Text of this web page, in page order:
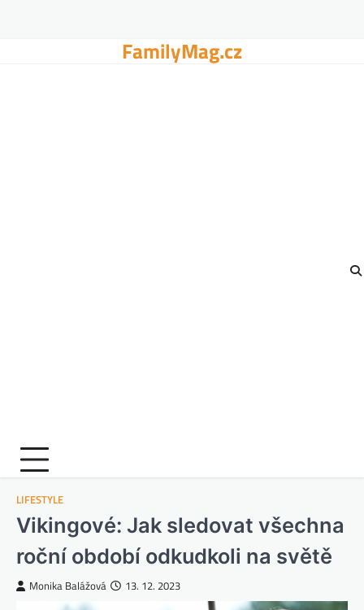
FamilyMag.cz
LIFESTYLE
Vikingové: Jak sledovat všechna
roční období odkudkoli na světě
Monika Balážová 13. 12. 2023